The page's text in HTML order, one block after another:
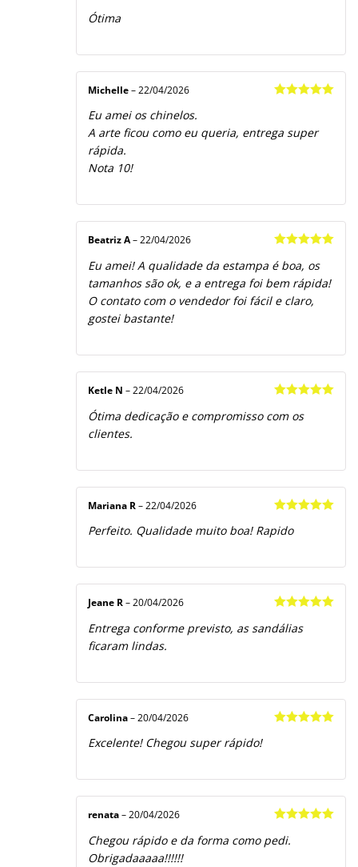
Ótima
Michelle – 22/04/2026
Eu amei os chinelos.
A arte ficou como eu queria, entrega super
rápida.
Nota 10!
de 5
Beatriz A– 22/04/2026
Eu amei! A qualidade da estampa é boa, os
tamanhos são ok, e a entrega foi bem rápida!
O contato com o vendedor foi fácil e claro,
gostei bastante!
de 5
Ketle N – 22/04/2026
Ótima dedicação e compromisso com os
clientes.
de 5
Mariana R – 22/04/2026
Perfeito. Qualidade muito boa! Rapido
de 5
Jeane R – 20/04/2026
Entrega conforme previsto, as sandálias
ficaram lindas.
Carolina – 20/04/2026
Excelente! Chegou super rápido!
de 5
renata – 20/04/2026
Chegou rápido e da forma como pedi.
Obrigadaaaaa!!!!!!